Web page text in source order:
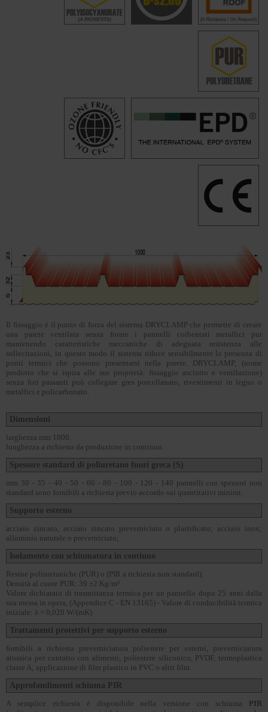
Il fissaggio è il punto di forza del sistema DRYCLAMP che permette di creare
una parete ventilata senza forare i pannelli coibentati metallici pur
mantenendo caratteristiche meccaniche di adeguata resistenza alle
sollecitazioni, in questo modo il sistema riduce sensibilmente la presenza di
ponti termici che possono presentarsi nella parete. DRYCLAMP, (nome
prodotto che si ispira alle sue proprietà: fissaggio asciutto e ventilazione)
senza fori passanti può collegare gres porcellanato, rivestimenti in legno o
metallici e policarbonato.
Dimensioni
larghezza mm 1000.
lunghezza a richiesta da produzione in continuo.
Spessore standard di poliuretano fuori greca (S)
mm 30 - 35 - 40 - 50 - 60 - 80 - 100 - 120 - 140 pannelli con spessori non
standard sono fornibili a richiesta previo accordo sui quantitativi minimi.
Supporto esterno
acciaio zincato, acciaio zincato preverniciato o plastificato; acciaio inox;
alluminio naturale o preverniciato;
Isolamento con schiumatura in continuo
Resine poliuretaniche (PUR) o (PIR a richiesta non standard).
Densità al cuore PUR: 39 ±2 Kg/m³
Valore dichiarato di trasmittanza termica per un pannello dopo 25 anni dalla
sua messa in opera, (Appendice C - EN 13165) - Valore di conducibilità termica
iniziale: λ = 0,020 W/(mK)
Trattamenti protettivi per supporto esterno
fornibili a richiesta preverniciatura poliestere per esterni, preverniciatura
atossica per contatto con alimenti, poliestere siliconico, PVDF, termoplastica
classe A; applicazione di film plastico in PVC o altri film.
Approfondimenti schiuma PIR
A semplice richiesta è disponibile nella versione con schiuma PIR